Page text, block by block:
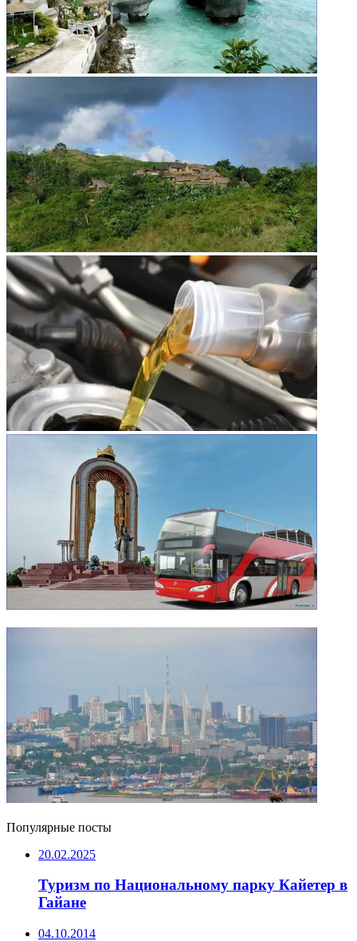
Популярные посты
20.02.2025
Туризм по Национальному парку Кайетер в
Гайане
04.10.2014